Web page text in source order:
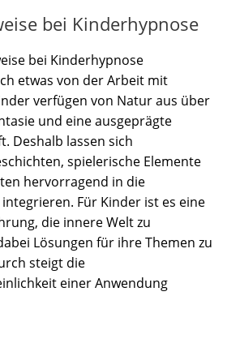
bei Kinderhypnose
bei Kinderhypnose
etwas von der Arbeit mit
verfügen von Natur aus über
und eine ausgeprägte
Deshalb lassen sich
spielerische Elemente
hervorragend in die
Für Kinder ist es eine
die innere Welt zu
Lösungen für ihre Themen zu
steigt die
einer Anwendung